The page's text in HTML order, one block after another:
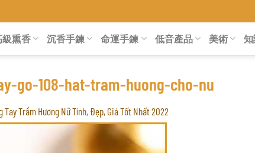
級熏香 沉香手鍊 命運手鍊 低音產品 美術
go-108-hat-tram-huong-cho-nu
Tay Trầm Hương Nữ Tính, Đẹp, Giá Tốt Nhất 2022